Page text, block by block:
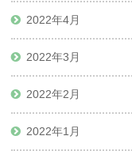
2022年4月
2022年3月
2022年2月
2022年1月